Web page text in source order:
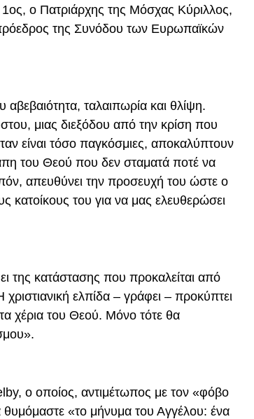
ο Πατριάρχης της Μόσχας Κύριλλος,
της Συνόδου των Ευρωπαϊκών
ταλαιπωρία και θλίψη.
μιας διεξόδου από την κρίση που
είναι τόσο παγκόσμιες, αποκαλύπτουν
του Θεού που δεν σταματά ποτέ να
απευθύνει την προσευχή του ώστε ο
κατοίκους του για να μας ελευθερώσει
της κατάστασης που προκαλείται από
ελπίδα – γράφει – προκύπτει
χέρια του Θεού. Μόνο τότε θα
ο οποίος, αντιμέτωπος με τον «φόβο
θυμόμαστε «το μήνυμα του Αγγέλου: ένα